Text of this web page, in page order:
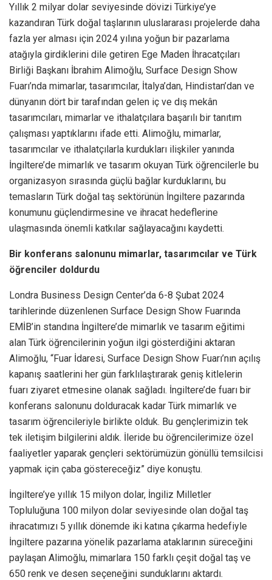
Yıllık 2 milyar dolar seviyesinde dövizi Türkiye’ye
kazandıran Türk doğal taşlarının uluslararası projelerde daha
fazla yer alması için 2024 yılına yoğun bir pazarlama
atağıyla girdiklerini dile getiren Ege Maden İhracatçıları
Birliği Başkanı İbrahim Alimoğlu, Surface Design Show
Fuarı’nda mimarlar, tasarımcılar, İtalya’dan, Hindistan’dan ve
dünyanın dört bir tarafından gelen iç ve dış mekân
tasarımcıları, mimarlar ve ithalatçılara başarılı bir tanıtım
çalışması yaptıklarını ifade etti. Alimoğlu, mimarlar,
tasarımcılar ve ithalatçılarla kurdukları ilişkiler yanında
İngiltere’de mimarlık ve tasarım okuyan Türk öğrencilerle bu
organizasyon sırasında güçlü bağlar kurduklarını, bu
temasların Türk doğal taş sektörünün İngiltere pazarında
konumunu güçlendirmesine ve ihracat hedeflerine
ulaşmasında önemli katkılar sağlayacağını kaydetti.
Bir konferans salonunu mimarlar, tasarımcılar ve Türk
öğrenciler doldurdu
Londra Business Design Center’da 6-8 Şubat 2024
tarihlerinde düzenlenen Surface Design Show Fuarında
EMİB’in standına İngiltere’de mimarlık ve tasarım eğitimi
alan Türk öğrencilerinin yoğun ilgi gösterdiğini aktaran
Alimoğlu, “Fuar İdaresi, Surface Design Show Fuarı’nın açılış
kapanış saatlerini her gün farklılaştırarak geniş kitlelerin
fuarı ziyaret etmesine olanak sağladı. İngiltere’de fuarı bir
konferans salonunu dolduracak kadar Türk mimarlık ve
tasarım öğrencileriyle birlikte olduk. Bu gençlerimizin tek
tek iletişim bilgilerini aldık. İleride bu öğrencilerimize özel
faaliyetler yaparak gençleri sektörümüzün gönüllü temsilcisi
yapmak için çaba göstereceğiz” diye konuştu.
İngiltere’ye yıllık 15 milyon dolar, İngiliz Milletler
Topluluğuna 100 milyon dolar seviyesinde olan doğal taş
ihracatımızı 5 yıllık dönemde iki katına çıkarma hedefiyle
İngiltere pazarına yönelik pazarlama ataklarının süreceğini
paylaşan Alimoğlu, mimarlara 150 farklı çeşit doğal taş ve
650 renk ve desen seçeneğini sunduklarını aktardı.